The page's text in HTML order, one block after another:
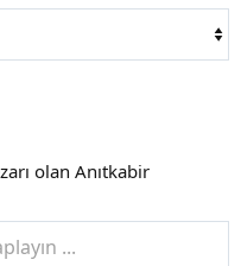
olan Anıtkabir